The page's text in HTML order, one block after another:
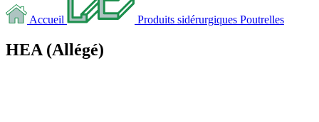
Accueil Produits sidérurgiques Poutrelles
HEA (Allégé)